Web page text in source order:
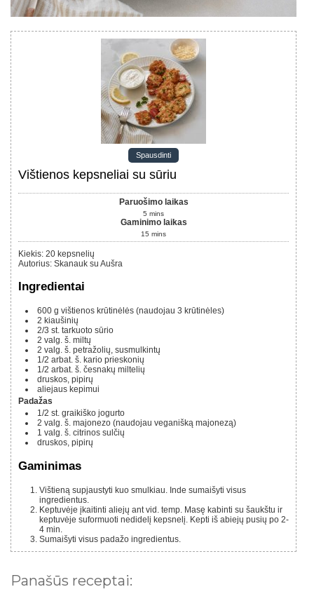
Spausdinti
Vištienos kepsneliai su sūriu
Paruošimo laikas
5 mins
Gaminimo laikas
15 mins
Kiekis: 20 kepsnelių
Autorius: Skanauk su Aušra
Ingredientai
600 g vištienos krūtinėlės (naudojau 3 krūtinėles)
2 kiaušinių
2/3 st. tarkuoto sūrio
2 valg. š. miltų
2 valg. š. petražolių, susmulkintų
1/2 arbat. š. kario prieskonių
1/2 arbat. š. česnakų miltelių
druskos, pipirų
aliejaus kepimui
Padažas
1/2 st. graikiško jogurto
2 valg. š. majonezo (naudojau veganišką majonezą)
1 valg. š. citrinos sulčių
druskos, pipirų
Gaminimas
Vištieną supjaustyti kuo smulkiau. Inde sumaišyti visus
ingredientus.
Keptuvėje įkaitinti aliejų ant vid. temp. Masę kabinti su šaukštu ir
keptuvėje suformuoti nedidelį kepsnelį. Kepti iš abiejų pusių po 2-
4 min.
Sumaišyti visus padažo ingredientus.
Panašūs receptai: